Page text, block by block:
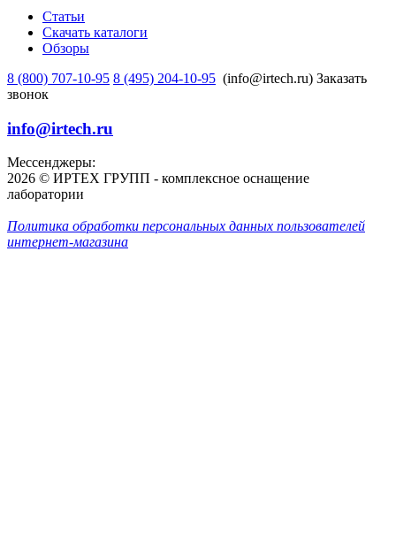
Статьи
Скачать каталоги
Обзоры
8 (800) 707-10-95 8 (495) 204-10-95 (info@irtech.ru) Заказать
звонок
info@irtech.ru
Мессенджеры:
2026 © ИРТЕХ ГРУПП - комплексное оснащение
лаборатории
Политика обработки персональных данных пользователей
интернет-магазина